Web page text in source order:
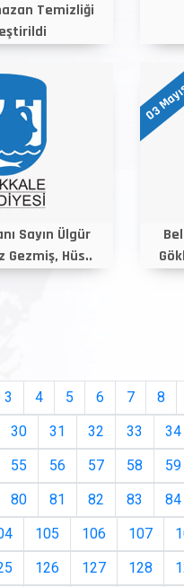
Temizliği
Sayın Ülgür
Gezmiş, Hüs..
03
3 4 5 6 7 8
30 31 32 33 34
55 56 57 58 59
80 81 82 83 84
105 106 107
126 127 128